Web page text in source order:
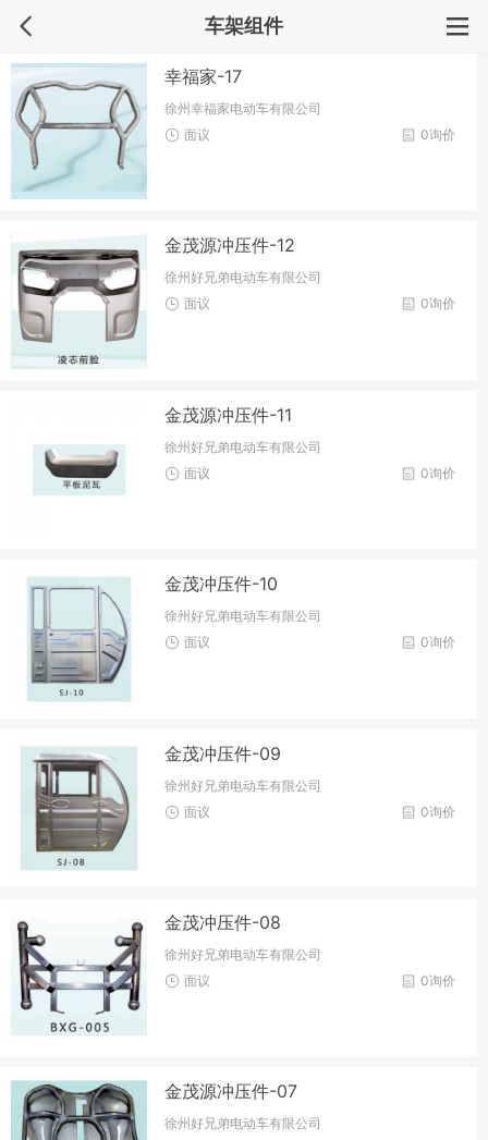
车架组件
幸福家-17
徐州幸福家电动车有限公司
0询价
面议
金茂源冲压件-12
徐州好兄弟电动车有限公司
0询价
面议
金茂源冲压件-11
徐州好兄弟电动车有限公司
0询价
面议
金茂冲压件-10
徐州好兄弟电动车有限公司
0询价
面议
金茂冲压件-09
徐州好兄弟电动车有限公司
0询价
面议
金茂冲压件-08
徐州好兄弟电动车有限公司
0询价
面议
金茂源冲压件-07
徐州好兄弟电动车有限公司